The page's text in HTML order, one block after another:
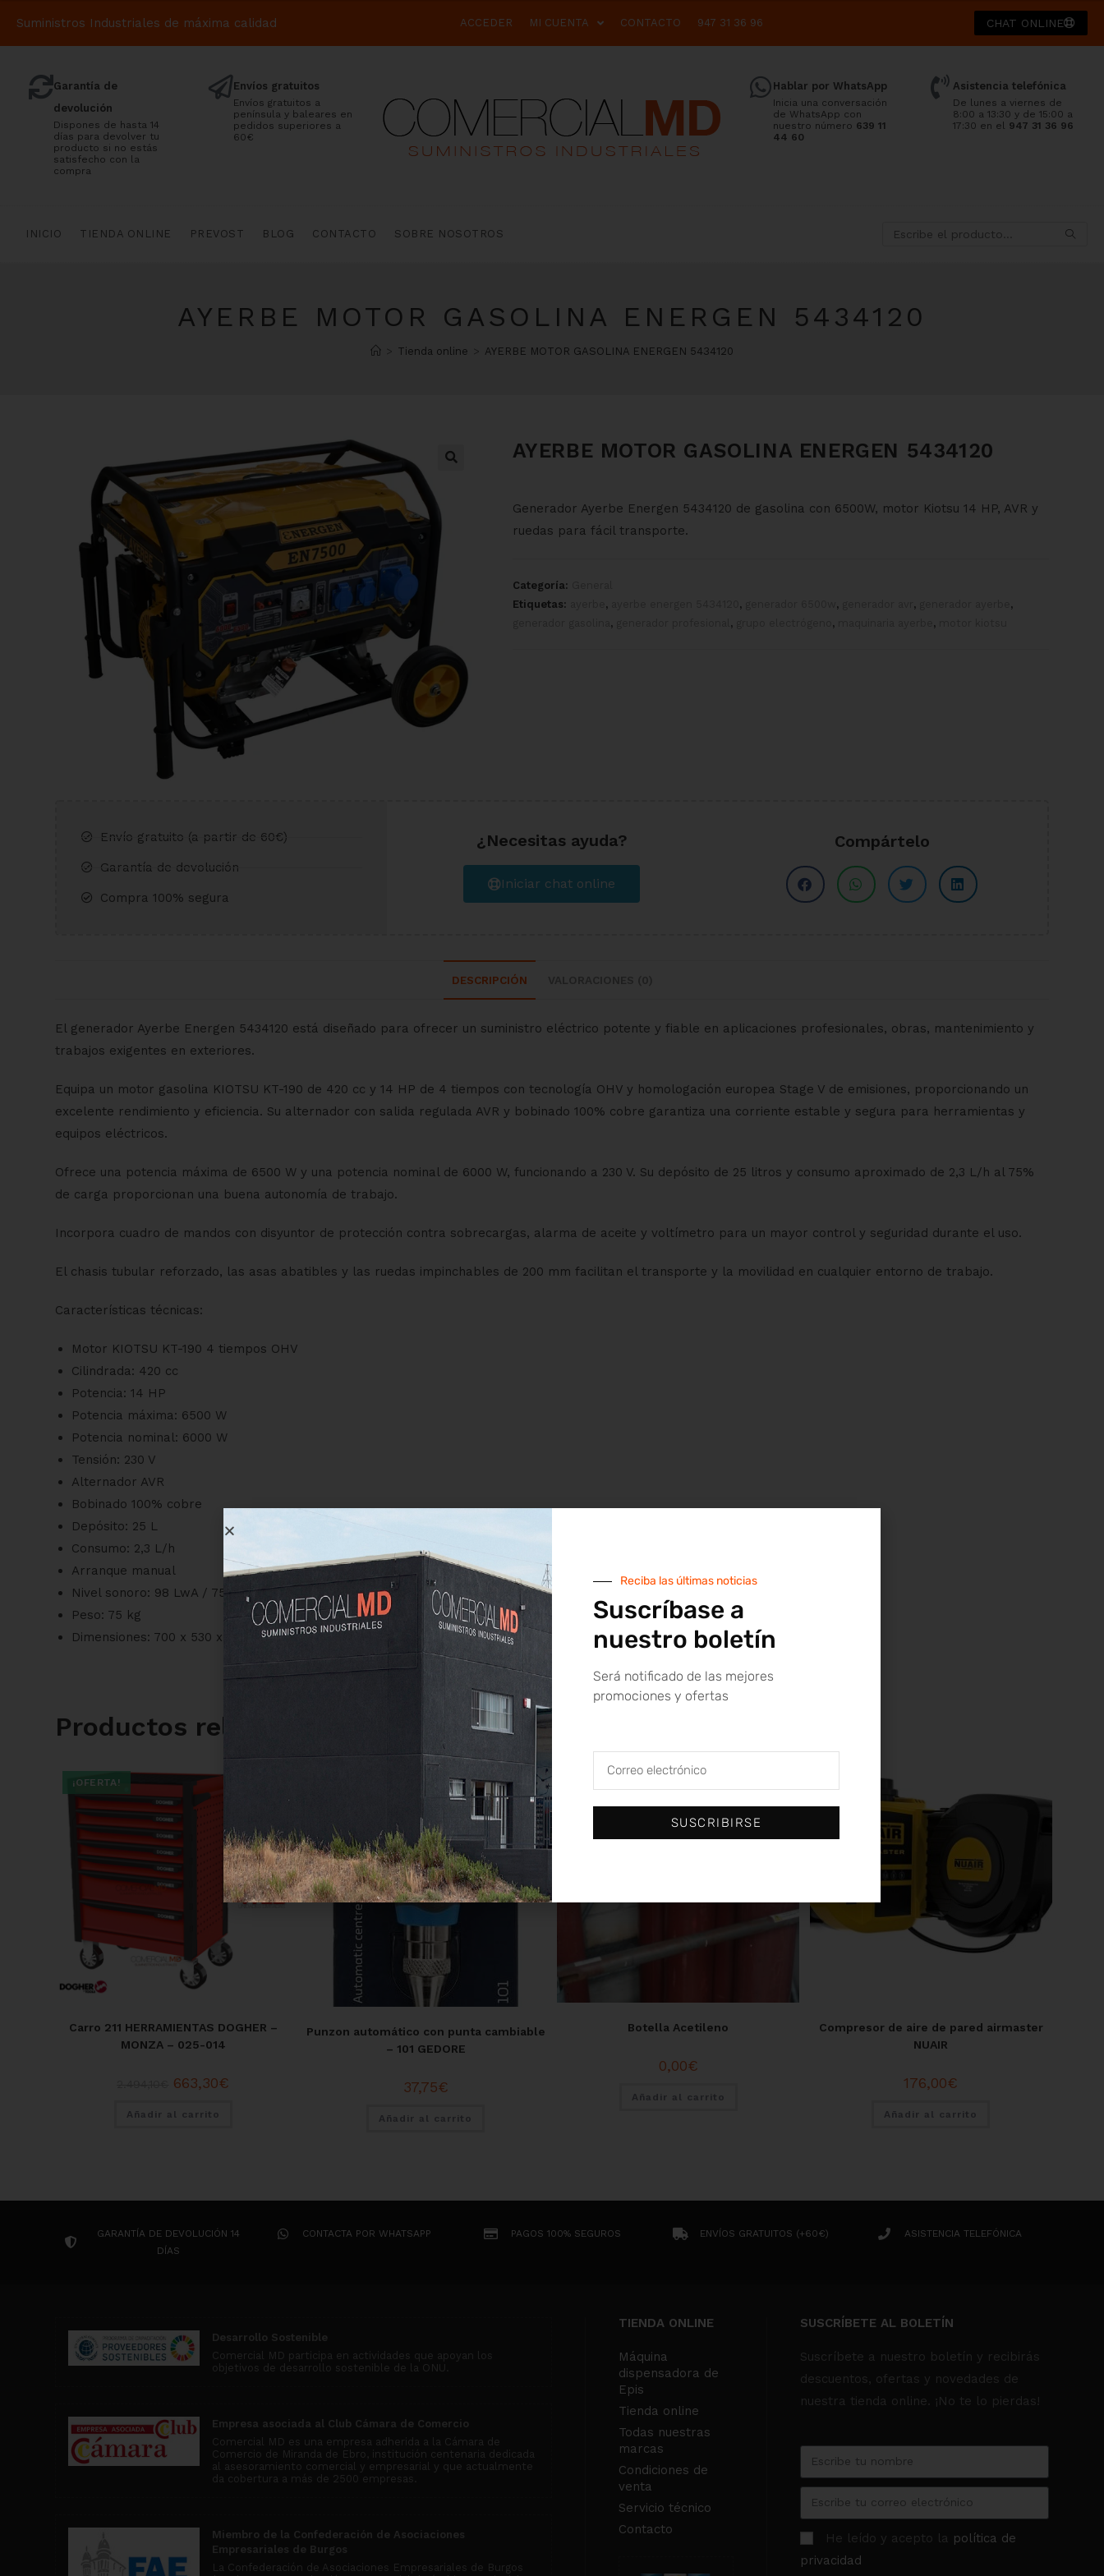
Suministros Industriales de máxima calidad ACCEDER MI CUENTA CONTACTO 947 31 36 96 CHAT ONLINE
Garantía de
devolución
Dispones de hasta 14
días para devolver tu
producto si no estás
satisfecho con la
compra
Envíos gratuitos
Envíos gratuitos a
península y baleares en
pedidos superiores a
60€
Hablar por WhatsApp
Inicia una conversación
de WhatsApp con
nuestro número 639 11
44 60
Asistencia telefónica
De lunes a viernes de
8:00 a 13:30 y de 15:00 a
17:30 en el 947 31 36 96
INICIO TIENDA ONLINE PREVOST BLOG CONTACTO SOBRE NOSOTROS
AYERBE MOTOR GASOLINA ENERGEN 5434120
Tienda online AYERBE MOTOR GASOLINA ENERGEN 5434120
AYERBE MOTOR GASOLINA ENERGEN 5434120
Generador Ayerbe Energen 5434120 de gasolina con 6500W, motor Kiotsu 14 HP, AVR y
ruedas para fácil transporte.
Categoría:
Etiquetas:
, , , ,
,
, , , ,
Envío gratuito (a partir de 60€)​
Garantía de devolución​
Compra 100% segura​
¿Necesitas ayuda?
Iniciar chat online
Compártelo
DESCRIPCIÓN
El generador Ayerbe Energen 5434120 está diseñado para ofrecer un suministro eléctrico potente y fiable en aplicaciones profesionales, obras, mantenimiento y
trabajos exigentes en exteriores.
Equipa un motor gasolina KIOTSU KT-190 de 420 cc y 14 HP de 4 tiempos con tecnología OHV y homologación europea Stage V de emisiones, proporcionando un
excelente rendimiento y eficiencia. Su alternador con salida regulada AVR y bobinado 100% cobre garantiza una corriente estable y segura para herramientas y
equipos eléctricos.
Ofrece una potencia máxima de 6500 W y una potencia nominal de 6000 W, funcionando a 230 V. Su depósito de 25 litros y consumo aproximado de 2,3 L/h al 75%
de carga proporcionan una buena autonomía de trabajo.
Incorpora cuadro de mandos con disyuntor de protección contra sobrecargas, alarma de aceite y voltímetro para un mayor control y seguridad durante el uso.
El chasis tubular reforzado, las asas abatibles y las ruedas impinchables de 200 mm facilitan el transporte y la movilidad en cualquier entorno de trabajo.
Características técnicas:
Motor KIOTSU KT-190 4 tiempos OHV
Cilindrada: 420 cc
Potencia: 14 HP
Potencia máxima: 6500 W
Potencia nominal: 6000 W
Tensión: 230 V
Alternador AVR
Bobinado 100% cobre
Depósito: 25 L
Consumo: 2,3 L/h
Arranque manual
Nivel sonoro: 98 LwA / 75 LpA@7m
Peso: 75 kg
Dimensiones: 700 x 530 x 585 mm
Productos relacionados
¡OFERTA!
Carro 211 HERRAMIENTAS DOGHER –
MONZA – 025-014
663,30€
Añadir al carrito
Punzon automático con punta cambiable
– 101 GEDORE
37,75€
Añadir al carrito
Botella Acetileno
0,00€
Añadir al carrito
Compresor de aire de pared airmaster
NUAIR
176,00€
Añadir al carrito
GARANTÍA DE DEVOLUCIÓN 14
DÍAS
CONTACTA POR WHATSAPP PAGOS 100% SEGUROS ENVÍOS GRATUITOS (+60€) ASISTENCIA TELEFÓNICA
Desarrollo Sostenible
Comercial MD participa en actividades que apoyan los
objetivos de desarrollo sostenible de la ONU.
Empresa asociada al Club Cámara de Comercio
Comercial MD es una empresa adherida a la Cámara de
Comercio de Miranda de Ebro, institución centenaria dedicada
al asesoramiento comercial y empresarial y que actualmente
da cobertura a más de 2500 empresas.
Miembro de la Confederación de Asociaciones
Empresariales de Burgos
La Confederación de Asociaciones Empresariales de Burgos
TIENDA ONLINE
Máquina
dispensadora de
Epis
Tienda online
Todas nuestras
marcas
Condiciones de
venta
Servicio técnico
Contacto
SUSCRÍBETE AL BOLETÍN
Suscríbete a nuestro boletín y recibirás
descuentos, ofertas y novedades de
nuestra tienda online. ¡No te lo pierdas!
He leído y acepto la política de
privacidad
Reciba las últimas noticias
Suscríbase a
nuestro boletín
Será notificado de las mejores
promociones y ofertas
SUSCRIBIRSE